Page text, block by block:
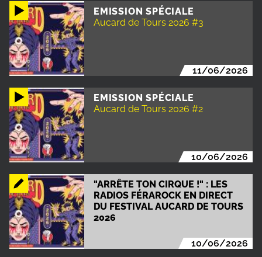
EMISSION SPÉCIALE
Aucard de Tours 2026 #3
11/06/2026
EMISSION SPÉCIALE
Aucard de Tours 2026 #2
10/06/2026
"ARRÊTE TON CIRQUE !" : LES
RADIOS FÉRAROCK EN DIRECT
DU FESTIVAL AUCARD DE TOURS
2026
10/06/2026